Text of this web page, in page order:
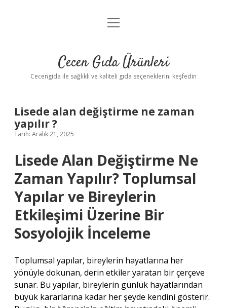
Anasayfa
Yasal Uyarı
menüyü
Cecen Gıda Ürünleri
Cecengida ile sağlıklı ve kaliteli gıda seçeneklerini keşfedin
Lisede alan değiştirme ne zaman
yapılır ?
Tarih: Aralık 21, 2025
Lisede Alan Değiştirme Ne
Zaman Yapılır? Toplumsal
Yapılar ve Bireylerin
Etkileşimi Üzerine Bir
Sosyolojik İnceleme
Toplumsal yapılar, bireylerin hayatlarına her
yönüyle dokunan, derin etkiler yaratan bir çerçeve
sunar. Bu yapılar, bireylerin günlük hayatlarından
büyük kararlarına kadar her şeyde kendini gösterir.